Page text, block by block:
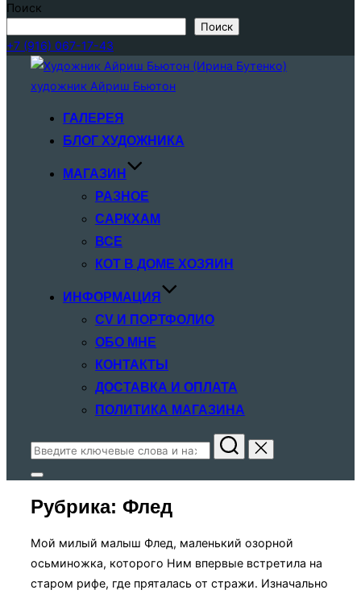
Поиск
Поиск
+7 (916) 067-17-43
Перейти
ГАЛЕРЕЯ
БЛОГ ХУДОЖНИКА
МАГАЗИН
РАЗНОЕ
САРКХАМ
ВСЕ
КОТ В ДОМЕ ХОЗЯИН
ИНФОРМАЦИЯ
CV И ПОРТФОЛИО
ОБО МНЕ
КОНТАКТЫ
ДОСТАВКА И ОПЛАТА
ПОЛИТИКА МАГАЗИНА
Поиск
по:
Переключить
панель
Рубрика: Флед
Мой милый малыш Флед, маленький озорной
осьминожка, которого Ним впервые встретила на
старом рифе, где пряталась от стражи. Изначально